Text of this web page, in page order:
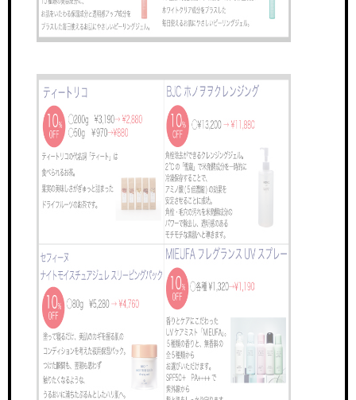
NEWS & TOPICS 新着情報
INSTAGRAM 公式インスタグラム
ONLINEGUIDANCE オンライン見学
COMPANY 会社概要
お問い合わせ